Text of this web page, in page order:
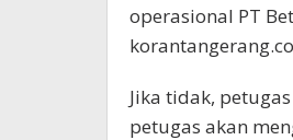
operasional PT
Jika tidak,
petugas akan